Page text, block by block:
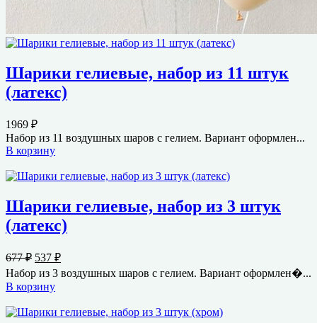
Шарики гелиевые, набор из 11 штук
(латекс)
1969 ₽
Набор из 11 воздушных шаров с гелием. Вариант оформлен...
В корзину
Шарики гелиевые, набор из 3 штук
(латекс)
677₽ Первоначальная
цена
составляла
677 ₽.
537 ₽Текущая
537 ₽.
Набор из 3 воздушных шаров с гелием. Вариант оформлен�...
В корзину